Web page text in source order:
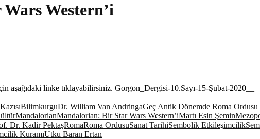
Western’i
aşağıdaki linke tıklayabilirsiniz. Gorgon_Dergisi-10.Sayı-15-Şubat-2020__
BilimkurguDr. William Van AndringaGeç Antik Dönemde Roma Ordusu
MandalorianMandalorian: Bir Star Wars Western’iMartı Esin Şemin
Dr. Kadir PektaşRomaRoma OrdusuSanat TarihiSembolik Etkileşimcilik
KuramıUtku Baran Ertan